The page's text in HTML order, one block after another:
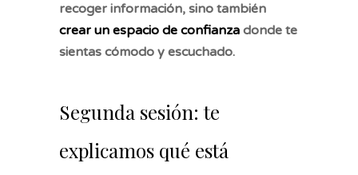
recoger información, sino también
crear un espacio de confianza donde te
sientas cómodo y escuchado.
Segunda sesión: te
explicamos qué está